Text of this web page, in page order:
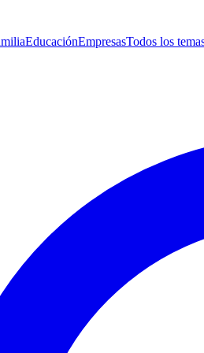
EducaciónEmpresasTodos los